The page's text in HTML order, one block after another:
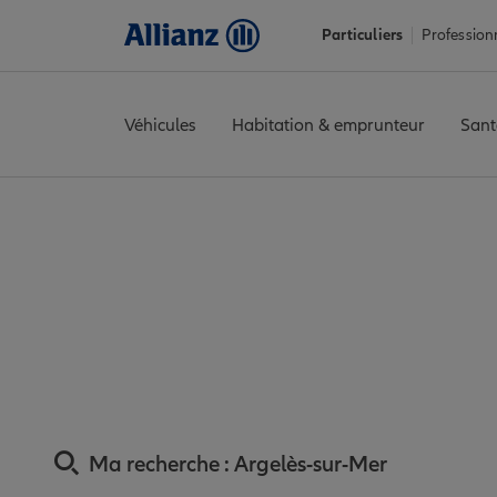
Particuliers
Véhicules Habitation & emprunteur
Ma recherche : Argelès-sur-Mer